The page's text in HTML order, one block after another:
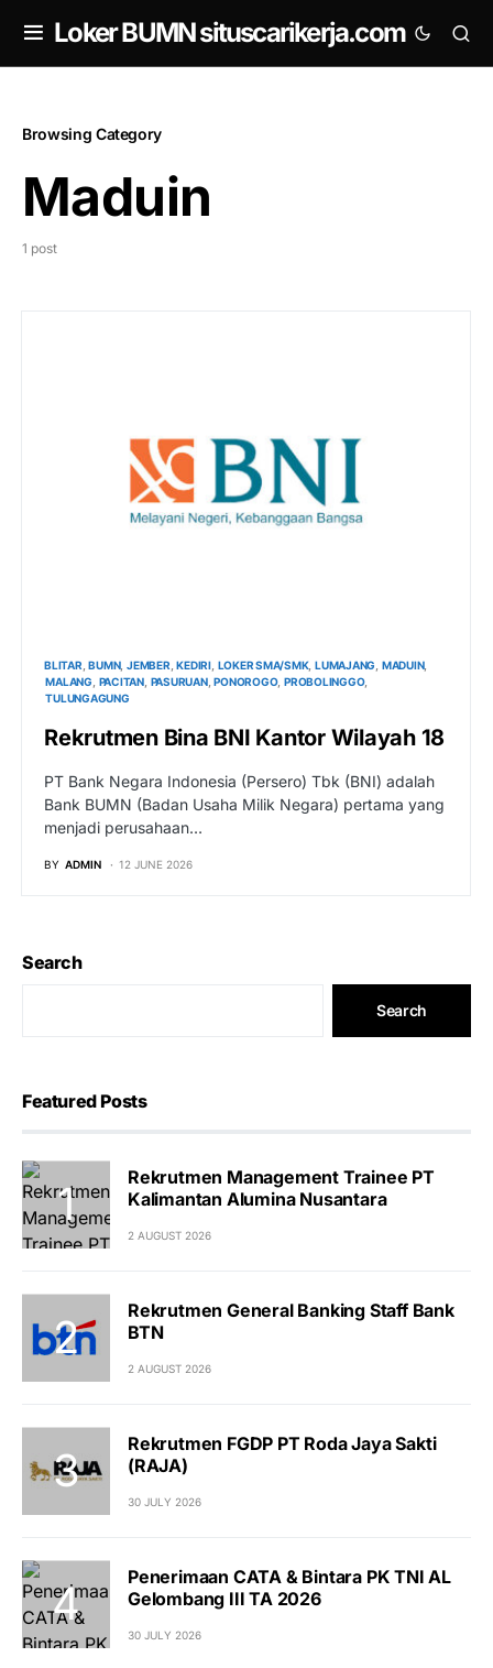
Loker BUMN situscarikerja.com
Browsing Category
Maduin
1 post
BLITAR BUMN JEMBER KEDIRI LOKER SMA/SMK LUMAJANG MADUIN
MALANG PACITAN PASURUAN PONOROGO PROBOLINGGO
TULUNGAGUNG
Rekrutmen Bina BNI Kantor Wilayah 18
PT Bank Negara Indonesia (Persero) Tbk (BNI) adalah
Bank BUMN (Badan Usaha Milik Negara) pertama yang
menjadi perusahaan…
BY ADMIN 12 JUNE 2026
Search
Search
Featured Posts
Rekrutmen Management Trainee PT
Kalimantan Alumina Nusantara
2 AUGUST 2026
Rekrutmen General Banking Staff Bank
BTN
2 AUGUST 2026
Rekrutmen FGDP PT Roda Jaya Sakti
(RAJA)
30 JULY 2026
Penerimaan CATA & Bintara PK TNI AL
Gelombang III TA 2026
30 JULY 2026